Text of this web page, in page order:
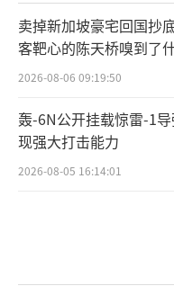
卖掉新加坡豪宅回国抄
客靶心的陈天桥嗅到了
的追寻
2026-08-06 09:19:50
轰-6N公开挂载惊雷-1
现强大打击能力
2026-08-05 16:14:01